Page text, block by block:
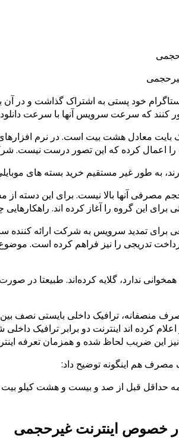
خود پستی به اشتراک گذاشت و در آن
که سرعت سرویس آنها با سرعت دانلود
بایت معادل هشت بیت است. در نرم
اعمال کرده که این تصور درست نیست.
طور غیر مستقیم خرید بسته های موبایلی
مصرفی آنها بالا نیست. برای این دسته از
این گروه را آغاز کرده اند.
برای تمدید سرویس به شرکت ارائه
تدریجی را نیز فراهم کرده است.
ندارد، گلایه کرده‌اند. طبیعتا
ترافیک داخلی بایستی نصف
کرده اند اینترنت دو برابر ترافیک
این ضریب لحاظ شده و همزمان تعرفه
هم اینگونه توضیح داد:
حداقل قبل از صد و بیست و هشت کیلو بیت
در خصوص اینترنت غیرحجمی